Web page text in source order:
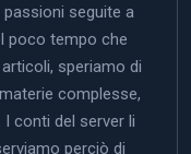
seguite a
poco tempo che
speriamo di
complesse,
conti del server li
perciò di